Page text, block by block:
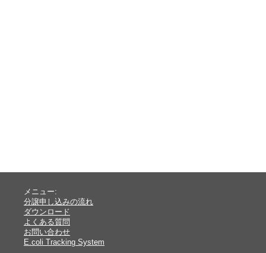
メニュー:
分譲申し込みの流れ
ダウンロード
よくある質問
お問い合わせ
E.coli Tracking System